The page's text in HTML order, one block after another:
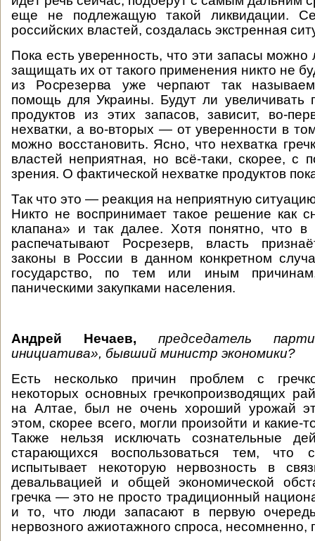
еще не подлежащую такой ликвидации.
российских властей, создалась экстренная
Пока есть уверенность, что эти запасы можно
защищать их от такого применения никто не
из Росрезерва уже черпают так
помощь для Украины. Будут ли увеличивать
продуктов из этих запасов, зависит, во-
нехватки, а во-вторых — от уверенности в
можно восстановить. Ясно, что нехватка
властей неприятная, но всё-таки, скорее, с
зрения. О фактической нехватке продуктов
Так что это — реакция на неприятную
Никто не воспринимает такое решение как
клапана» и так далее. Хотя понятно, что в
распечатывают Росрезерв, власть
законы в России в данном конкретном
государство, по тем или иным
паническими закупками населения.
Андрей Нечаев,
председатель
инициатива», бывший министр экономики?
Есть несколько причин проблем с
некоторых основных гречкопроизводящих
на Алтае, был не очень хороший урожай
этом, скорее всего, могли произойти и какие-
Также нельзя исключать сознательные
старающихся воспользоваться тем, что
испытывает некоторую нервозность в
девальвацией и общей экономической
гречка — это не просто традиционный
и то, что люди запасают в первую
нервозного ажиотажного спроса, несомненно,